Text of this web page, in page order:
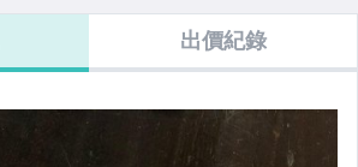
出價紀錄